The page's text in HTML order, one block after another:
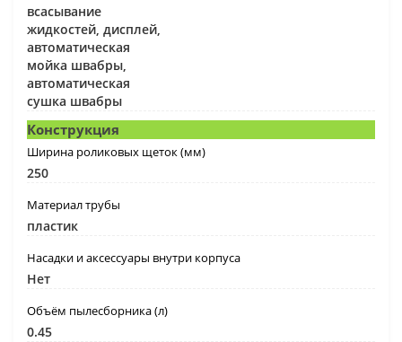
всасывание
жидкостей, дисплей,
автоматическая
мойка швабры,
автоматическая
сушка швабры
Конструкция
Ширина роликовых щеток (мм)
250
Материал трубы
пластик
Насадки и аксессуары внутри корпуса
Нет
Объём пылесборника (л)
0.45